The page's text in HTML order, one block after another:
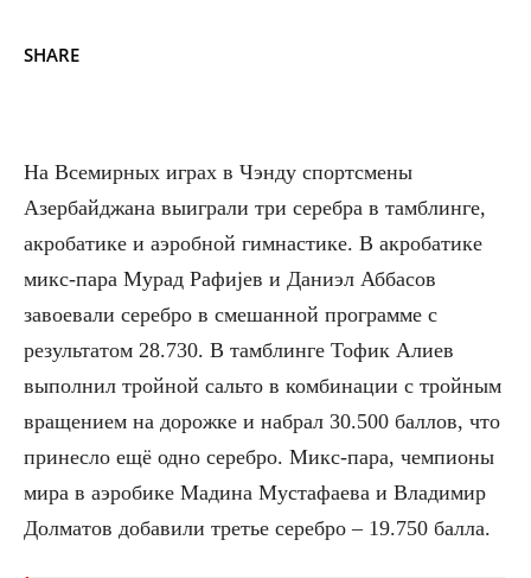
SHARE
На Всемирных играх в Чэнду спортсмены
Азербайджана выиграли три серебра в тамблинге,
акробатике и аэробной гимнастике. В акробатике
микс-пара Мурад Рафијев и Даниэл Аббасов
завоевали серебро в смешанной программе с
результатом 28.730. В тамблинге Тофик Алиев
выполнил тройной сальто в комбинации с тройным
вращением на дорожке и набрал 30.500 баллов, что
принесло ещё одно серебро. Микс-пара, чемпионы
мира в аэробике Мадина Мустафаева и Владимир
Долматов добавили третье серебро – 19.750 балла.